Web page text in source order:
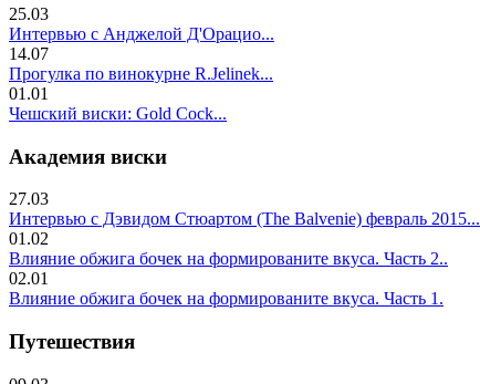
25.03
Интервью с Анджелой Д'Орацио...
14.07
Прогулка по винокурне R.Jelinek...
01.01
Чешский виски: Gold Cock...
Академия виски
27.03
Интервью с Дэвидом Стюартом (The Balvenie) февраль 2015...
01.02
Влияние обжига бочек на формированите вкуса. Часть 2..
02.01
Влияние обжига бочек на формированите вкуса. Часть 1.
Путешествия